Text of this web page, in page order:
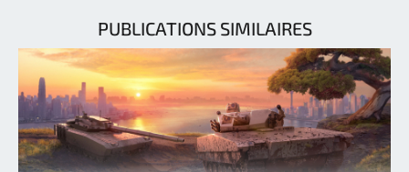
PUBLICATIONS SIMILAIRES